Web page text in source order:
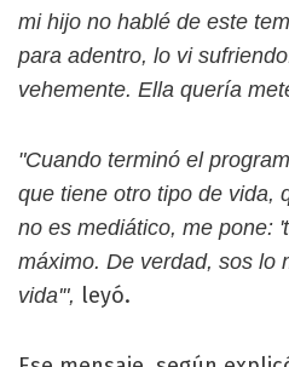
mi hijo no hablé de este
para adentro, lo vi
vehemente. Ella quería
"Cuando terminó el
que tiene otro tipo de vida,
no es mediático, me pone:
máximo. De verdad, sos lo
vida'", leyó.